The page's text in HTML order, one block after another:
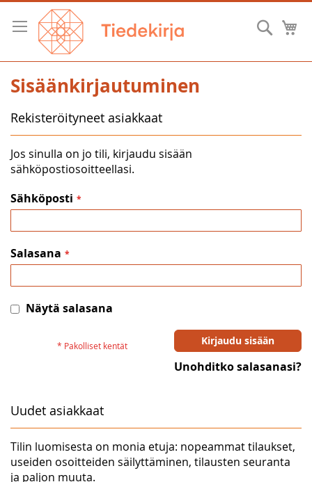
Skip
Content
Hae
Sisäänkirjautuminen
Rekisteröityneet asiakkaat
Jos sinulla on jo tili, kirjaudu sisään
sähköpostiosoitteellasi.
Sähköposti
Salasana
Näytä salasana
Kirjaudu sisään
Unohditko salasanasi?
Uudet asiakkaat
Tilin luomisesta on monia etuja: nopeammat tilaukset,
useiden osoitteiden säilyttäminen, tilausten seuranta
ja paljon muuta.